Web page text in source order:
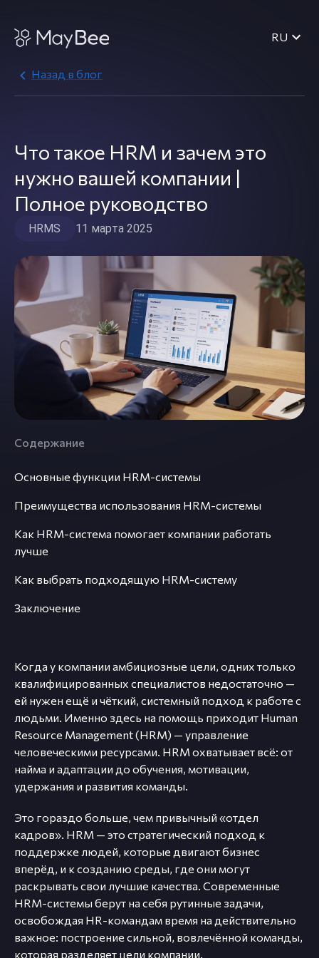
RU
Назад в блог
Что такое HRM и зачем это
нужно вашей компании |
Полное руководство
HRMS 11 марта 2025
Содержание
Основные функции HRM-системы
Преимущества использования HRM-системы
Как HRM-система помогает компании работать
лучше
Как выбрать подходящую HRM-систему
Заключение
Когда у компании амбициозные цели, одних только
квалифицированных специалистов недостаточно —
ей нужен ещё и чёткий, системный подход к работе с
людьми. Именно здесь на помощь приходит Human
Resource Management (HRM) — управление
человеческими ресурсами. HRM охватывает всё: от
найма и адаптации до обучения, мотивации,
удержания и развития команды.
Это гораздо больше, чем привычный «отдел
кадров». HRM — это стратегический подход к
поддержке людей, которые двигают бизнес
вперёд, и к созданию среды, где они могут
раскрывать свои лучшие качества. Современные
HRM-системы берут на себя рутинные задачи,
освобождая HR-командам время на действительно
важное: построение сильной, вовлечённой команды,
которая разделяет цели компании.